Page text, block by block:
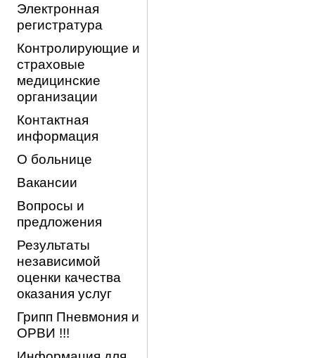
Электронная
регистратура
Контролирующие и
страховые
медицинские
организации
Контактная
информация
О больнице
Вакансии
Вопросы и
предложения
Результаты
независимой
оценки качества
оказания услуг
Грипп Пневмония и
ОРВИ !!!